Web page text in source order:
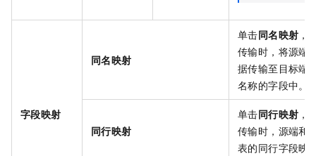
字段映射
同名映射
单击同名映射 ，
传输时，将源端
据传输至目标端
名称的字段中。
同行映射
单击同行映射 ，
传输时，源端和
表的同行字段映